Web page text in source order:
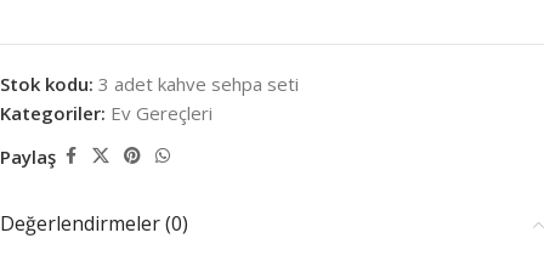
Stok kodu: 3 adet kahve sehpa seti
Kategoriler: Ev Gereçleri
Paylaş
Değerlendirmeler (0)